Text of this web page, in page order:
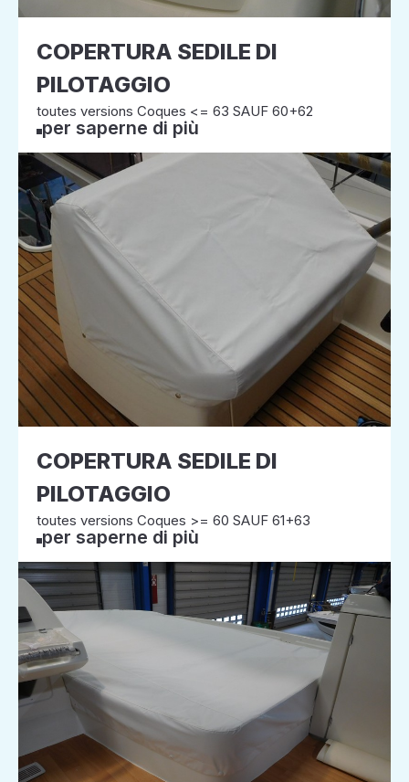
COPERTURA SEDILE DI
PILOTAGGIO
toutes versions Coques <= 63 SAUF 60+62
per saperne di più
COPERTURA SEDILE DI
PILOTAGGIO
toutes versions Coques >= 60 SAUF 61+63
per saperne di più